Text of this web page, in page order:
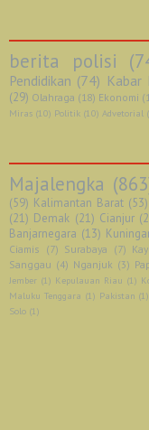
berita polisi
Pendidikan (74) Kabar
(29) Olahraga (18) Ekonomi
Miras (10) Politik (10) Advetorial
Majalengka
(59) Kalimantan Barat (53)
(21) Demak (21) Cianjur
Banjarnegara (13)
Ciamis (7) Surabaya (7)
Sanggau (4) Nganjuk (3)
Jember (1) Kepulauan Riau (1)
Maluku Tenggara (1) Pakistan (1)
Solo (1)